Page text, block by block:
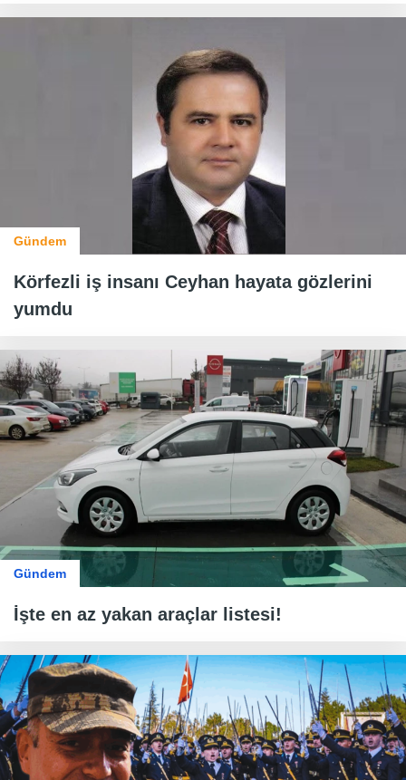
Gündem
Körfezli iş insanı Ceyhan hayata gözlerini
yumdu
Gündem
İşte en az yakan araçlar listesi!